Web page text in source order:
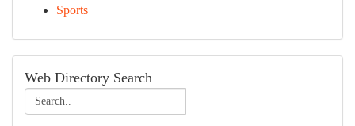
Sports
Web Directory Search